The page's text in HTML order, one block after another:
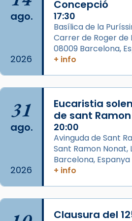
2 weeks ago
Aquest dilluns, 27 de juliol,
missa d’acció de gràcies
comitè organitzador de
del Sant Pare Lleó XIV a
L’arquebisbe de
Josep Omella, ha presidit
concelebrat el bisbe
Mons. David Abadías.
📸 Dr. G. Simón
View on Facebook ·
Arquebisbat de
ago.
2026
Concepció
17:30
Basílica de la
Carrer de Roger de
08009 Barcelona,
+ info
31
ago.
2026
Eucaristia
de sant
20:00
Avinguda de Sant
Sant Ramon Nonat,
Barcelona, Espanya
+ info
Clausura del